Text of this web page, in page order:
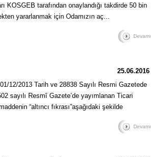
KOSGEB tarafından onaylandığı takdirde 50 bin
yararlanmak için Odamızın aç...
Devamı
25.06.2016
2013 Tarih ve 28838 Sayılı Resmi Gazetede
sayılı Resmî Gazete’de yayımlanan Ticari
“altıncı fıkrası”aşağıdaki şekilde
Devamı